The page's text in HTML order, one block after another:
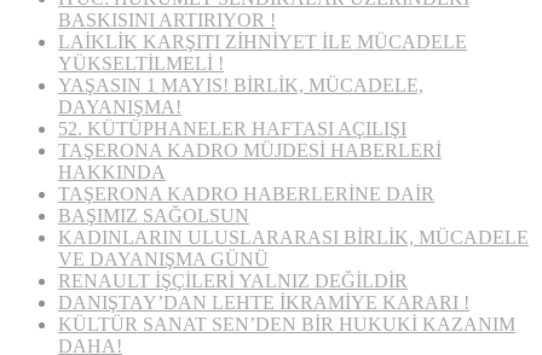
BASKISINI ARTIRIYOR !
LAİKLİK KARŞITI ZİHNİYET İLE MÜCADELE
YÜKSELTİLMELİ !
YAŞASIN 1 MAYIS! BİRLİK, MÜCADELE,
DAYANIŞMA!
52. KÜTÜPHANELER HAFTASI AÇILIŞI
TAŞERONA KADRO MÜJDESİ HABERLERİ
HAKKINDA
TAŞERONA KADRO HABERLERİNE DAİR
BAŞIMIZ SAĞOLSUN
KADINLARIN ULUSLARARASI BİRLİK, MÜCADELE
VE DAYANIŞMA GÜNÜ
RENAULT İŞÇİLERİ YALNIZ DEĞİLDİR
DANIŞTAY’DAN LEHTE İKRAMİYE KARARI !
KÜLTÜR SANAT SEN’DEN BİR HUKUKİ KAZANIM
DAHA!